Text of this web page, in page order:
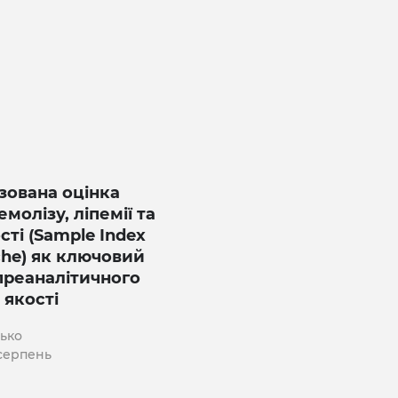
оцінка
ліпемії та
(Sample Index
як ключовий